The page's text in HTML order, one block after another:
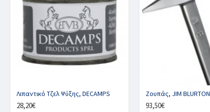
Λιπαντικό Τζελ Ψύξης, DECAMPS
28,20€
Ζουπάς, JIM BLURTON
93,50€